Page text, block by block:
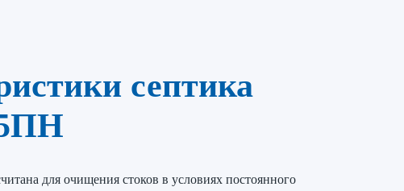
септика
для очищения стоков в условиях постоянного